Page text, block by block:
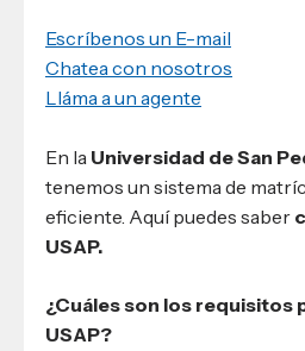
Escríbenos un E-mail
Chatea con nosotros
Lláma a un agente
En la Universidad de San
tenemos un sistema de
eficiente. Aquí puedes saber
USAP.
¿Cuáles son los requisitos
USAP?